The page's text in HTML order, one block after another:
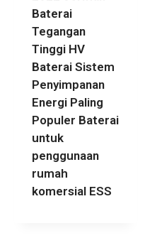
Baterai
Tegangan
Tinggi HV
Baterai Sistem
Penyimpanan
Energi Paling
Populer Baterai
untuk
penggunaan
rumah
komersial ESS